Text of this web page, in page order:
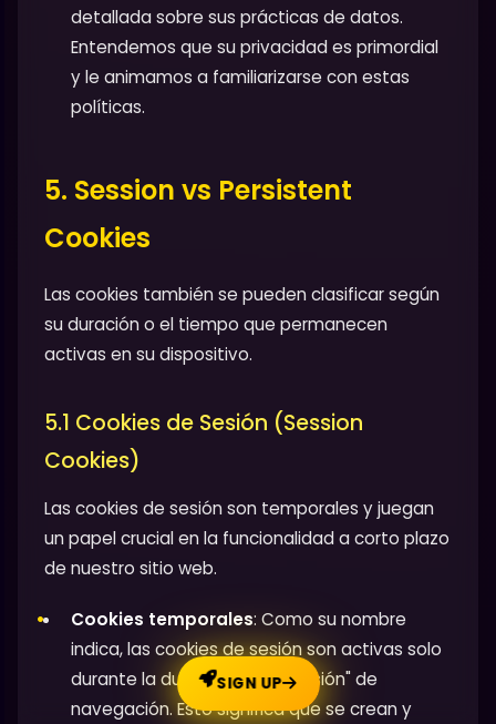
detallada sobre sus prácticas de datos.
Entendemos que su privacidad es primordial
y le animamos a familiarizarse con estas
políticas.
5. Session vs Persistent
Cookies
Las cookies también se pueden clasificar según
su duración o el tiempo que permanecen
activas en su dispositivo.
5.1 Cookies de Sesión (Session
Cookies)
Las cookies de sesión son temporales y juegan
un papel crucial en la funcionalidad a corto plazo
de nuestro sitio web.
Cookies temporales: Como su nombre
indica, las cookies de sesión son activas solo
durante la duración de su "sesión" de
navegación. Esto significa que se crean y
SIGN UP